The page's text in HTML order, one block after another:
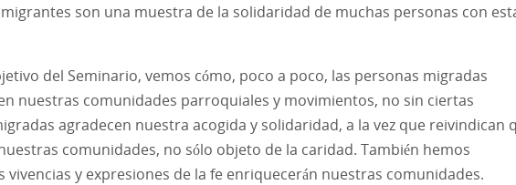
son una muestra de la solidaridad de muchas personas con
del Seminario, vemos cómo, poco a poco, las personas migradas
nuestras comunidades parroquiales y movimientos, no sin ciertas
agradecen nuestra acogida y solidaridad, a la vez que reivindican
comunidades, no sólo objeto de la caridad. También hemos
y expresiones de la fe enriquecerán nuestras comunidades.